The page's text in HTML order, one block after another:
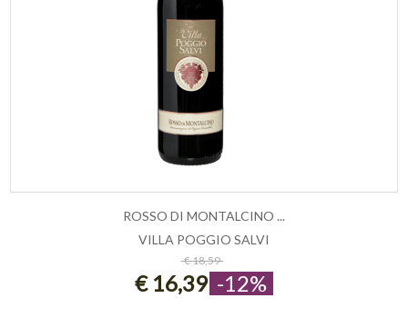
ESAURITO
ROSSO DI MONTALCINO ...
VILLA POGGIO SALVI
€ 18,59
€ 16,39 -12%